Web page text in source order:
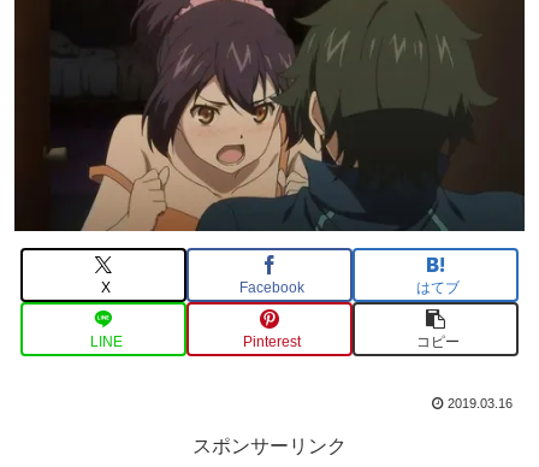
X Facebook はてブ
LINE Pinterest コピー
2019.03.16
スポンサーリンク